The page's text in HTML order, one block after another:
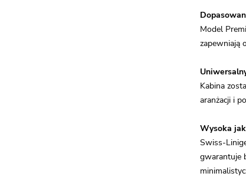
Model
zapewniają
Kabina
aranżacji i
Wysoka
Swiss-
gwarantuje